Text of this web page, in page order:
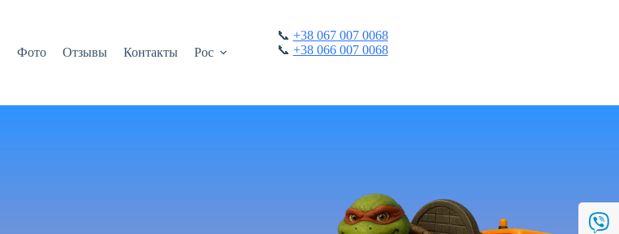
Фото Отзывы Контакты Рос
📞 +38 067 007 0068
📞 +38 066 007 0068